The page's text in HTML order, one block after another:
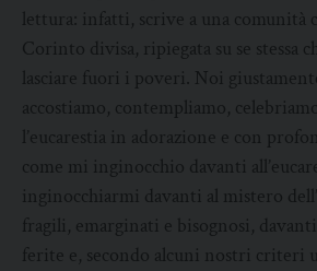
lettura: infatti, scrive a una comunità
Corinto divisa, ripiegata su se stessa
lasciare fuori i poveri. Noi
accostiamo, contempliamo,
l’eucarestia in adorazione e con
come mi inginocchio davanti
inginocchiarmi davanti al mistero
fragili, emarginati e bisognosi,
ferite e, secondo alcuni nostri criteri